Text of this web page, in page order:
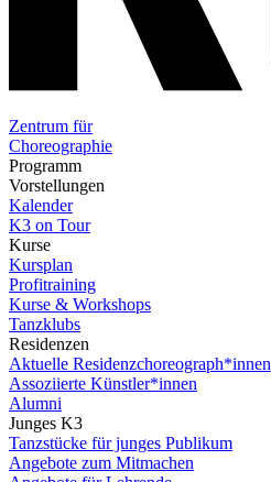
Zentrum für
Choreographie
Programm
Vorstellungen
Kalender
K3 on Tour
Kurse
Kursplan
Profitraining
Kurse & Workshops
Tanzklubs
Residenzen
Aktuelle Residenzchoreograph*innen
Assoziierte Künstler*innen
Alumni
Junges K3
Tanzstücke für junges Publikum
Angebote zum Mitmachen